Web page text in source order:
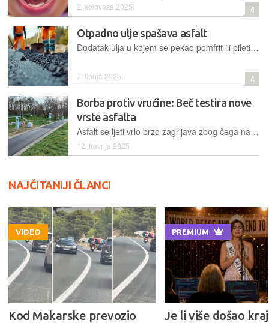
2. kolovoza 2025. 4
Otpadno ulje spašava asfalt
Dodatak ulja u kojem se pekao pomfrit ili piletina asfaltu skinutom sa ceste čini ga da bude kao nov. Zašto? Odgovor na to pitanje daje kompjutor molekulskim modeliranjem
7. lipnja 2025. 4
Borba protiv vrućine: Beč testira nove
vrste asfalta
Asfalt se ljeti vrlo brzo zagrijava zbog čega nastaju veliki toplinski otoci, osobito u gradskim središtima. Iz tog razloga Beč u okviru pilot-projekta testira nove mogućnosti asfaltiranja
12. travnja 2025.
NAJČITANIJI ČLANCI
VIDEO
Kod Makarske prevozio
PREMIUM
Je li više došao kraj